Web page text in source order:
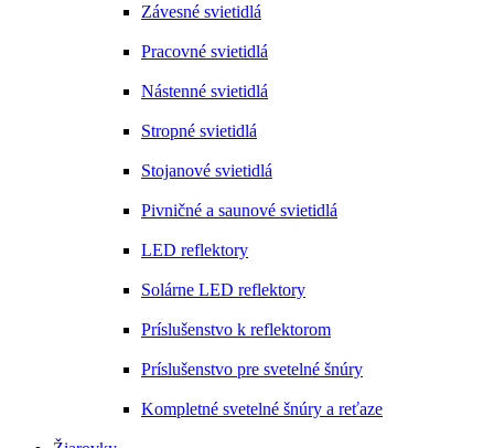
Závesné svietidlá
Pracovné svietidlá
Nástenné svietidlá
Stropné svietidlá
Stojanové svietidlá
Pivničné a saunové svietidlá
LED reflektory
Solárne LED reflektory
Príslušenstvo k reflektorom
Príslušenstvo pre svetelné šnúry
Kompletné svetelné šnúry a reťaze